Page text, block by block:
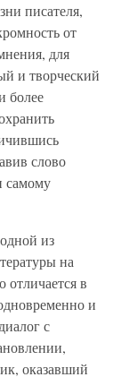
писателя,
от
для
и творческий
более
слово
самому
из
на
в
и
с
оказавший